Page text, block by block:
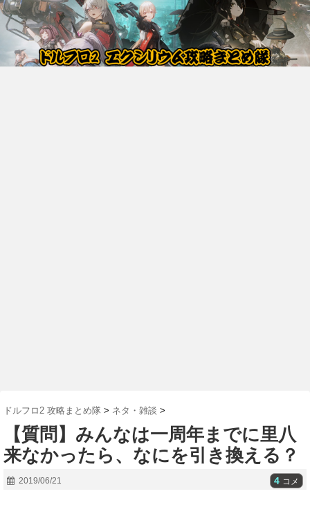
ドルフロ2 攻略まとめ隊 > ネタ・雑談 >
【質問】みんなは一周年までに里八
来なかったら、なにを引き換える？
2019/06/21 4 コメ